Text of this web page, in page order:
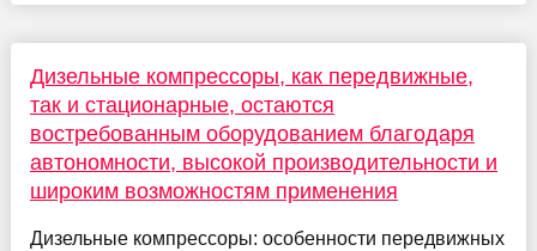
Дизельные компрессоры, как передвижные,
так и стационарные, остаются
востребованным оборудованием благодаря
автономности, высокой производительности и
широким возможностям применения
Дизельные компрессоры: особенности передвижных